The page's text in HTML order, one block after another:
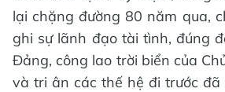
lại chặng đường 80 năm qua,
ghi sự lãnh đạo tài tình, đúng
Đảng, công lao trời biển của
và tri ân các thế hệ đi trước đã